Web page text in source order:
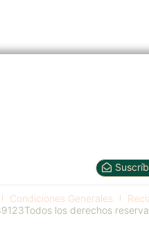
Condiciones Generales
Todos los derechos